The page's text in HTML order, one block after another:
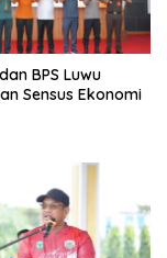
BPS Luwu
Sensus Ekonomi